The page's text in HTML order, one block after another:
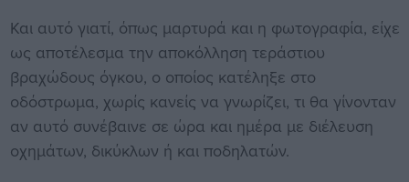
Και αυτό γιατί, όπως μαρτυρά και η φωτογραφία, είχε
ως αποτέλεσμα την αποκόλληση τεράστιου
βραχώδους όγκου, ο οποίος κατέληξε στο
οδόστρωμα, χωρίς κανείς να γνωρίζει, τι θα γίνονταν
αν αυτό συνέβαινε σε ώρα και ημέρα με διέλευση
οχημάτων, δικύκλων ή και ποδηλατών.